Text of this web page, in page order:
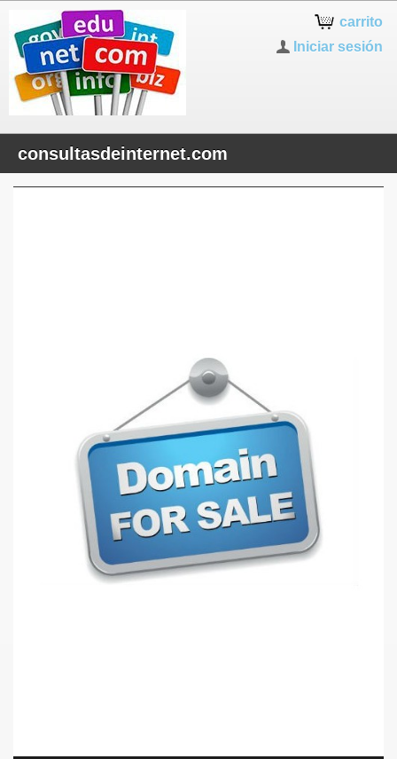
carrito
Iniciar sesión
consultasdeinternet.com